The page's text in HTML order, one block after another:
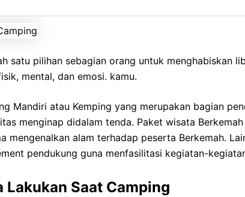
satu pilihan sebagian orang untuk menghabiskan
mental, dan emosi. kamu.
Mandiri atau Kemping yang merupakan bagian
menginap didalam tenda. Paket wisata
mengenalkan alam terhadap peserta Berkemah.
pendukung guna menfasilitasi kegiatan-
Saat Camping